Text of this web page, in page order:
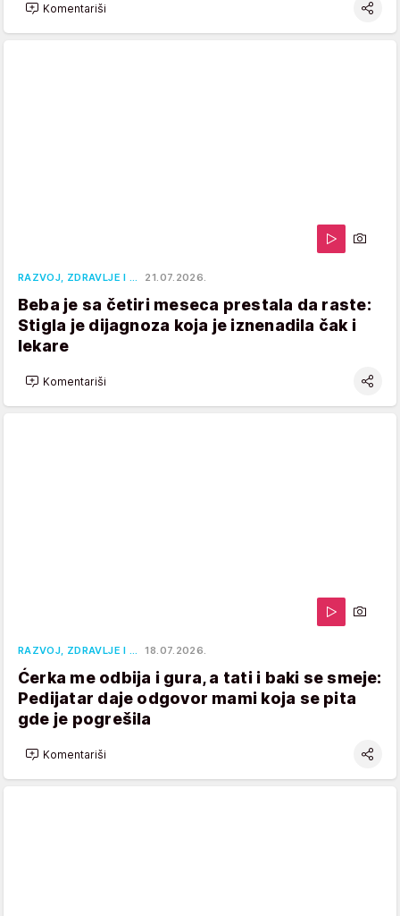
Komentariši
RAZVOJ, ZDRAVLJE I … 21.07.2026.
Beba je sa četiri meseca prestala da raste:
Stigla je dijagnoza koja je iznenadila čak i
lekare
Komentariši
RAZVOJ, ZDRAVLJE I … 18.07.2026.
Ćerka me odbija i gura, a tati i baki se smeje:
Pedijatar daje odgovor mami koja se pita
gde je pogrešila
Komentariši